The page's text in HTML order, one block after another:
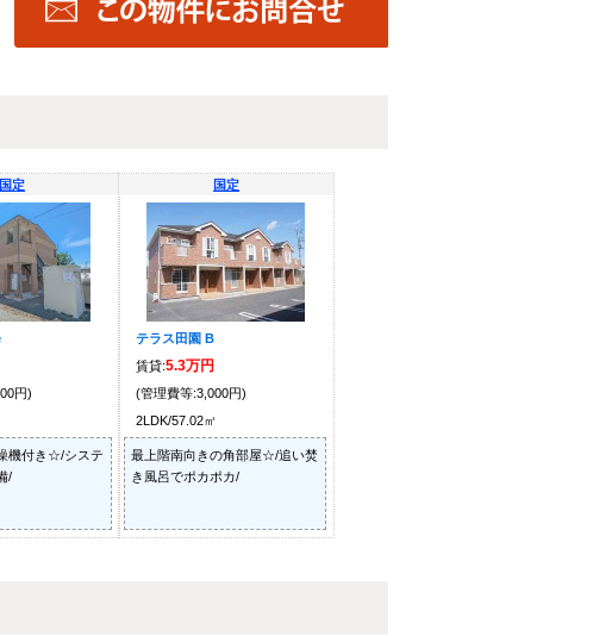
国定
円)
機付き☆/システ
/
国定
テラス田園 B
賃貸:5.3万円
(管理費等:3,000円)
2LDK/57.02㎡
最上階南向きの角部屋☆/追い焚
き風呂でポカポカ/